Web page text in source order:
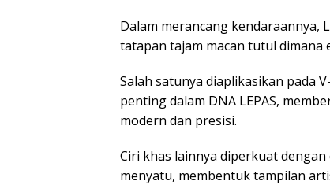
Dalam merancang kendaraannya,
tatapan tajam macan tutul dimana
Salah satunya diaplikasikan pada
penting dalam DNA LEPAS,
modern dan presisi.
Ciri khas lainnya diperkuat
menyatu, membentuk tampilan